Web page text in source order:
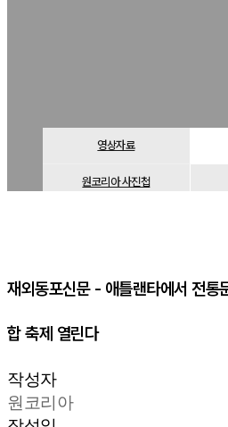
영상자료
원코리아 사진첩
재외동포신문 - 애틀랜타에서 전통
합 축제 열린다
작성자
원코리아